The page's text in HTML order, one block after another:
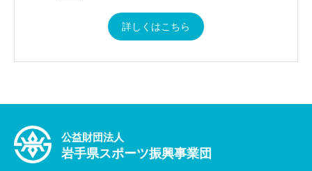
詳しくはこちら
公益財団法人
岩手県スポーツ振興事業団